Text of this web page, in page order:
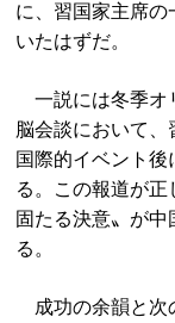
に、習国家主席の
いたはずだ。
一説には冬季オ
脳会談において
国際的イベント
る。この報道が
固たる決意〟が
る。
成功の余韻と次